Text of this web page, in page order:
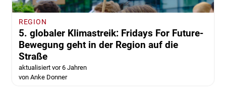
REGION
5. globaler Klimastreik: Fridays For Future-
Bewegung geht in der Region auf die
Straße
aktualisiert vor 6 Jahren
von Anke Donner